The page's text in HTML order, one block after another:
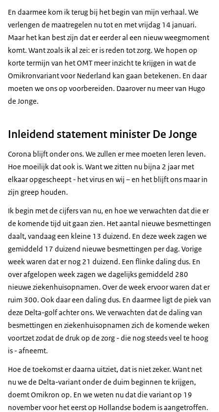
En daarmee kom ik terug bij het begin van mijn verhaal. We
verlengen de maatregelen nu tot en met vrijdag 14 januari.
Maar het kan best zijn dat er eerder al een nieuw weegmoment
komt. Want zoals ik al zei: er is reden tot zorg. We hopen op
korte termijn van het OMT meer inzicht te krijgen in wat de
Omikronvariant voor Nederland kan gaan betekenen. En daar
moeten we ons op voorbereiden. Daarover nu meer van Hugo
de Jonge.
Inleidend statement minister De Jonge
Corona blijft onder ons. We zullen er mee moeten leren leven.
Hoe moeilijk dat ook is. Want we zitten nu bijna 2 jaar met
elkaar opgescheept - het virus en wij – en het blijft ons maar in
zijn greep houden.
Ik begin met de cijfers van nu, en hoe we verwachten dat die er
de komende tijd uit gaan zien. Het aantal nieuwe besmettingen
daalt, vandaag een kleine 13 duizend. En deze week zagen we
gemiddeld 17 duizend nieuwe besmettingen per dag. Vorige
week waren dat er nog 21 duizend. Een flinke daling dus. En
over afgelopen week zagen we dagelijks gemiddeld 280
nieuwe ziekenhuisopnamen. Over de week ervoor waren dat er
ruim 300. Ook daar een daling dus. En daarmee ligt de piek van
deze Delta-golf achter ons. We verwachten dat de daling van
besmettingen en ziekenhuisopnamen zich de komende weken
voortzet zodat de druk op de zorg - die nog steeds veel te hoog
is - afneemt.
Hoe de toekomst er daarna uitziet, dat is niet zeker. Want net
nu we de Delta-variant onder de duim beginnen te krijgen,
doemt Omikron op. En we weten nu dat die variant op 19
november voor het eerst op Hollandse bodem is aangetroffen.